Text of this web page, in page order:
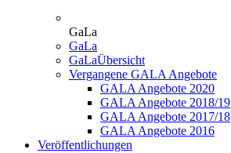
GaLa
GaLa
GaLaÜbersicht
Vergangene GALA Angebote
GALA Angebote 2020
GALA Angebote 2018/19
GALA Angebote 2017/18
GALA Angebote 2016
Veröffentlichungen